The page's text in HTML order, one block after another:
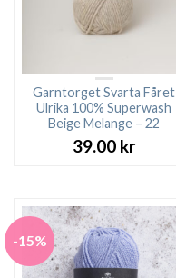
Garntorget Svarta Fåret
Ulrika 100% Superwash
Beige Melange – 22
39.00 kr
-15%